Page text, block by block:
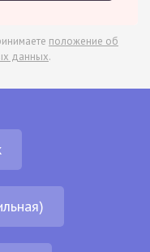
положение об
данных.